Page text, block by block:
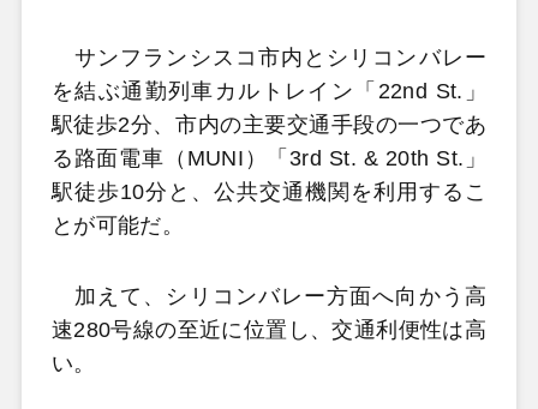
サンフランシスコ市内とシリコンバレー
を結ぶ通勤列車カルトレイン「22nd St.」
駅徒歩2分、市内の主要交通手段の一つであ
る路面電車（MUNI）「3rd St. & 20th St.」
駅徒歩10分と、公共交通機関を利用するこ
とが可能だ。
加えて、シリコンバレー方面へ向かう高
速280号線の至近に位置し、交通利便性は高
い。